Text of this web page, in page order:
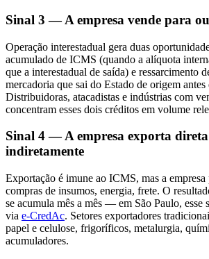
Sinal 3 — A empresa vende para
Operação interestadual gera duas
acumulado de ICMS (quando a alíquota
que a interestadual de saída) e ressarcimento
mercadoria que sai do Estado de origem
Distribuidoras, atacadistas e indústrias com
concentram esses dois créditos em volume
Sinal 4 — A empresa exporta
indiretamente
Exportação é imune ao ICMS, mas a
compras de insumos, energia, frete. O
se acumula mês a mês — em São Paulo, esse
via e-CredAc. Setores exportadores
papel e celulose, frigoríficos, metalurgia,
acumuladores.